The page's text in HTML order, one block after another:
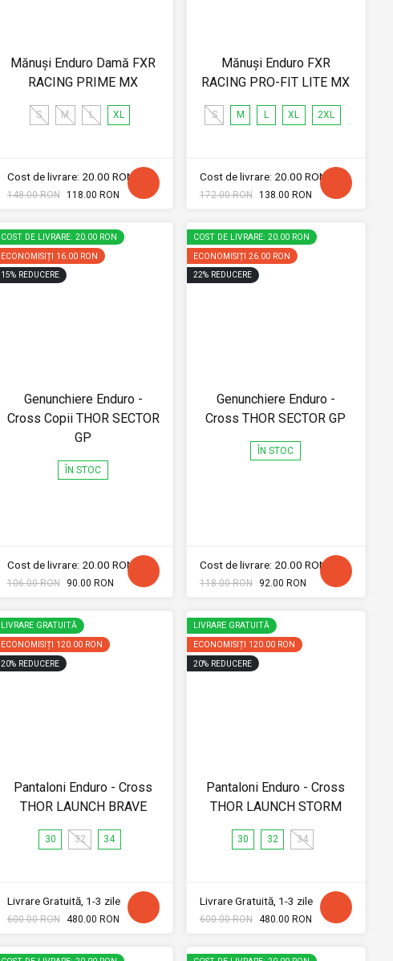
Mănuși Enduro Damă FXR
RACING PRIME MX
S M L XL
Cost de livrare: 20.00 RON
148.00 RON 118.00 RON
Mănuși Enduro FXR
RACING PRO-FIT LITE MX
S M L XL 2XL
Cost de livrare: 20.00 RON
172.00 RON 138.00 RON
COST DE LIVRARE: 20.00 RON
ECONOMISIȚI 16.00 RON
15% REDUCERE
Genunchiere Enduro -
Cross Copii THOR SECTOR
GP
ÎN STOC
Cost de livrare: 20.00 RON
106.00 RON 90.00 RON
COST DE LIVRARE: 20.00 RON
ECONOMISIȚI 26.00 RON
22% REDUCERE
Genunchiere Enduro -
Cross THOR SECTOR GP
ÎN STOC
Cost de livrare: 20.00 RON
118.00 RON 92.00 RON
LIVRARE GRATUITĂ
ECONOMISIȚI 120.00 RON
20% REDUCERE
Pantaloni Enduro - Cross
THOR LAUNCH BRAVE
30 32 34
Livrare Gratuită, 1-3 zile
600.00 RON 480.00 RON
LIVRARE GRATUITĂ
ECONOMISIȚI 120.00 RON
20% REDUCERE
Pantaloni Enduro - Cross
THOR LAUNCH STORM
30 32 34
Livrare Gratuită, 1-3 zile
600.00 RON 480.00 RON